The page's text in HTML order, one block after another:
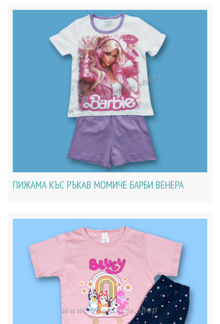
ПИЖАМА КЪС РЪКАВ МОМИЧЕ БАРБИ ВЕНЕРА